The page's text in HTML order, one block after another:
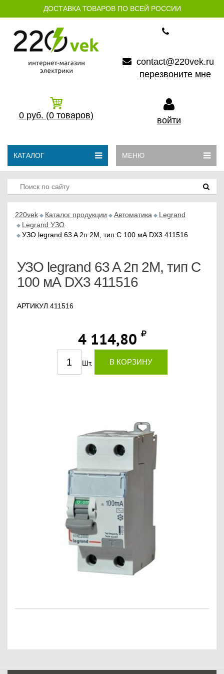
ДОСТАВКА ТОВАРОВ ПО ВСЕЙ РОССИИ
contact@220vek.ru
перезвоните мне
0 руб. (0 товаров) войти
КАТАЛОГ МЕНЮ
220vek Каталог продукции Автоматика
Legrand
Legrand УЗО
УЗО legrand 63 A 2п 2М, тип С 100 мА DX3 411516
УЗО legrand 63 A 2п 2М, тип С
100 мА DX3 411516
АРТИКУЛ 411516
4 114,80
Шт. В КОРЗИНУ